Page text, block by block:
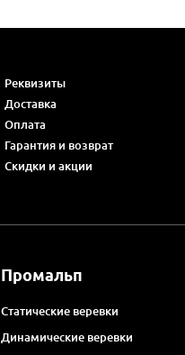
Реквизиты
Доставка
Оплата
Гарантия и возврат
Скидки и акции
Промальп
Статические веревки
Динамические веревки